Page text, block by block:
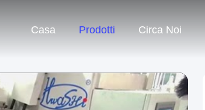
Casa Prodotti Circa Noi